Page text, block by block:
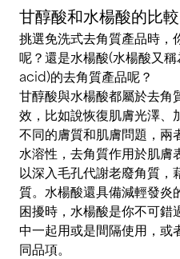
甘醇酸和水楊酸的比較
挑選免洗式去角質產品時，
呢？還是水楊酸(水楊酸又
acid)的去角質產品呢？
甘醇酸與水楊酸都屬於去角
效，比如說恢復肌膚光澤、
不同的膚質和肌膚問題，兩
水溶性，去角質作用於肌
以深入毛孔代謝老廢角質
質。水楊酸還具備減輕發炎
困擾時，水楊酸是你不可錯
中一起用或是間隔使用，或
同品項。